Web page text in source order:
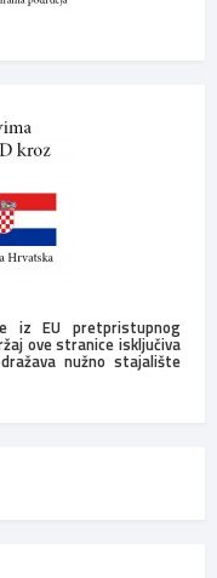
iz EU pretpristupnog
ove stranice isključiva
nužno stajalište